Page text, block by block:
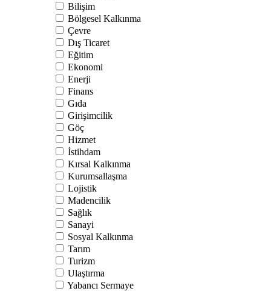
Bilişim
Bölgesel Kalkınma
Çevre
Dış Ticaret
Eğitim
Ekonomi
Enerji
Finans
Gıda
Girişimcilik
Göç
Hizmet
İstihdam
Kırsal Kalkınma
Kurumsallaşma
Lojistik
Madencilik
Sağlık
Sanayi
Sosyal Kalkınma
Tarım
Turizm
Ulaştırma
Yabancı Sermaye